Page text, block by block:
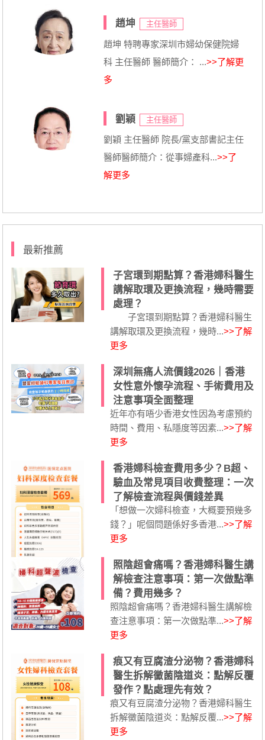
趙坤 主任醫師
趙坤 特聘專家深圳市婦幼保健院婦
科 主任醫師 醫師簡介： ...>>了解更
多
劉穎 主任醫師
劉穎 主任醫師 院長/黨支部書記主任
醫師醫師簡介：從事婦產科...>>了
解更多
最新推薦
子宮環到期點算？香港婦科醫生
講解取環及更換流程，幾時需要
處理？
子宮環到期點算？香港婦科醫生
講解取環及更換流程，幾時...>>了解
更多
深圳無痛人流價錢2026｜香港
女性意外懷孕流程、手術費用及
注意事項全面整理
近年亦有唔少香港女性因為考慮預約
時間、費用、私隱度等因素...>>了解
更多
香港婦科檢查費用多少？B超、
驗血及常見項目收費整理：一次
了解檢查流程與價錢差異
「想做一次婦科檢查，大概要預幾多
錢？」呢個問題係好多香港...>>了解
更多
照陰超會痛嗎？香港婦科醫生講
解檢查注意事項：第一次做點準
備？費用幾多？
照陰超會痛嗎？香港婦科醫生講解檢
查注意事項：第一次做點準...>>了解
更多
痕又有豆腐渣分泌物？香港婦科
醫生拆解黴菌陰道炎：點解反覆
發作？點處理先有效？
痕又有豆腐渣分泌物？香港婦科醫生
拆解黴菌陰道炎：點解反覆...>>了解
更多